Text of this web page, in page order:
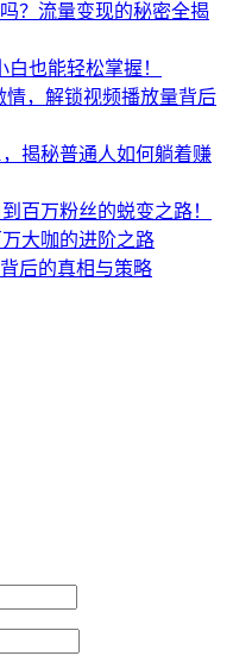
？流量变现的秘密全揭
白也能轻松掌握！
，解锁视频播放量背后
揭秘普通人如何躺着赚
百万粉丝的蜕变之路！
大咖的进阶之路
后的真相与策略